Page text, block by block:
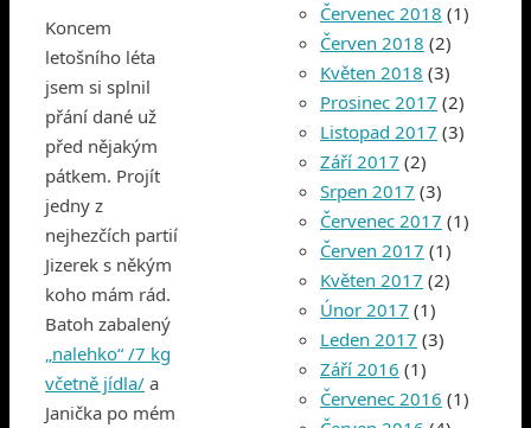
Koncem
letošního léta
jsem si splnil
přání dané už
před nějakým
pátkem. Projít
jedny z
nejhezčích partií
Jizerek s někým
koho mám rád.
Batoh zabalený
„nalehko“ /7 kg
včetně jídla/ a
Janička po mém
Červenec 2018 (1)
Červen 2018 (2)
Květen 2018 (3)
Prosinec 2017 (2)
Listopad 2017 (3)
Září 2017 (2)
Srpen 2017 (3)
Červenec 2017 (1)
Červen 2017 (1)
Květen 2017 (2)
Únor 2017 (1)
Leden 2017 (3)
Září 2016 (1)
Červenec 2016 (1)